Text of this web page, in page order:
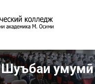
Шуъбаи умумӣ